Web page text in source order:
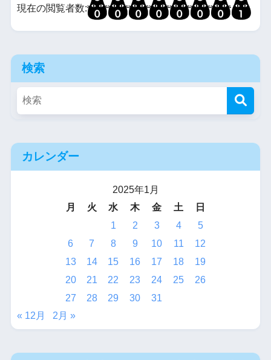
現在の閲覧者数:
検索
カレンダー
2025年1月
月
火 水 木 金 土
日
1
2 3 4
5
6
7 8 9 10 11
12
13
14 15 16 17 18
19
20
21 22 23 24 25
26
27
28 29 30
31
« 12月
2月 »